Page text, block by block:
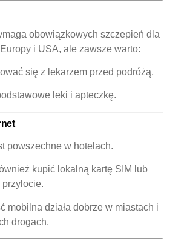
obowiązkowych szczepień dla
i USA, ale zawsze warto:
się z lekarzem przed podróżą,
leki i apteczkę.
powszechne w hotelach.
kupić lokalną kartę SIM lub
przylocie.
mobilna działa dobrze w miastach i
drogach.